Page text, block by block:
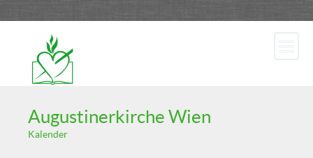
Augustinerkirche Wien
Kalender